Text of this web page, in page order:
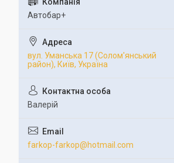
Автобар+
вул. Уманська 17 (Солом'янський
район), Київ, Україна
Валерій
farkop-farkop@hotmail.com